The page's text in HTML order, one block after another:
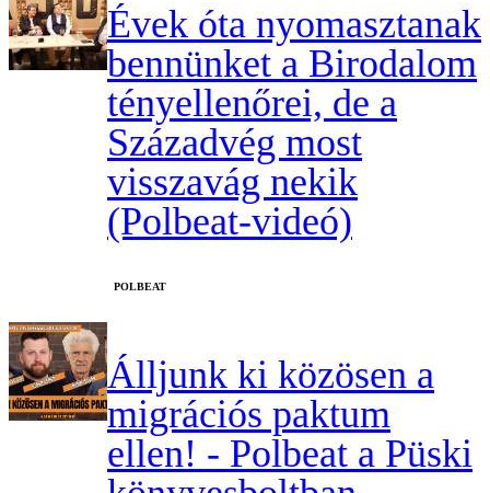
Évek óta nyomasztanak
bennünket a Birodalom
tényellenőrei, de a
Századvég most
visszavág nekik
(Polbeat-videó)
‎POLBEAT
Álljunk ki közösen a
migrációs paktum
ellen! - Polbeat a Püski